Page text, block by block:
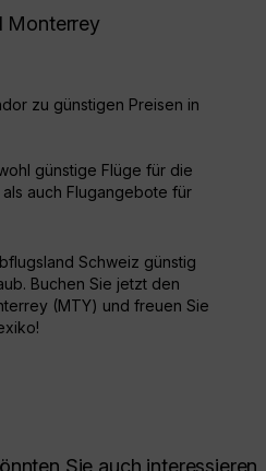
Monterrey
zu günstigen Preisen in
günstige Flüge für die
auch Flugangebote für
Schweiz günstig
Buchen Sie jetzt den
(MTY) und freuen Sie